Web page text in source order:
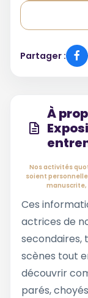
Partager :
À
Nos activités
soient
manuscrite,
Ces
actrices de
secondaires,
scènes tout
découvrir
parés,